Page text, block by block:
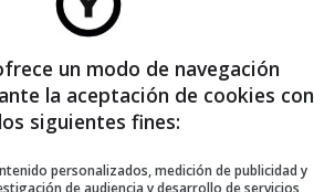
para dispositivos móviles
un modo de navegación
la aceptación de cookies con
los siguientes fines:
personalizados, medición de publicidad y
de audiencia y desarrollo de servicios